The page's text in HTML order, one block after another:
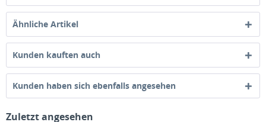
Ähnliche Artikel
Kunden kauften auch
Kunden haben sich ebenfalls angesehen
Zuletzt angesehen